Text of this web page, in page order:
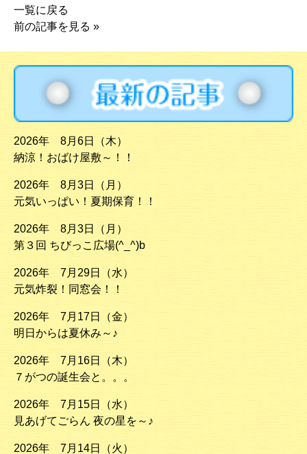
一覧に戻る
前の記事を見る »
2026年 8月6日（木）
納涼！おばけ屋敷～！！
2026年 8月3日（月）
元気いっぱい！夏期保育！！
2026年 8月3日（月）
第３回 ちびっこ広場(^_^)b
2026年 7月29日（水）
元気炸裂！同窓会！！
2026年 7月17日（金）
明日からは夏休み～♪
2026年 7月16日（木）
７がつの誕生会と。。。
2026年 7月15日（水）
見あげてごらん 夜の星を～♪
2026年 7月14日（火）